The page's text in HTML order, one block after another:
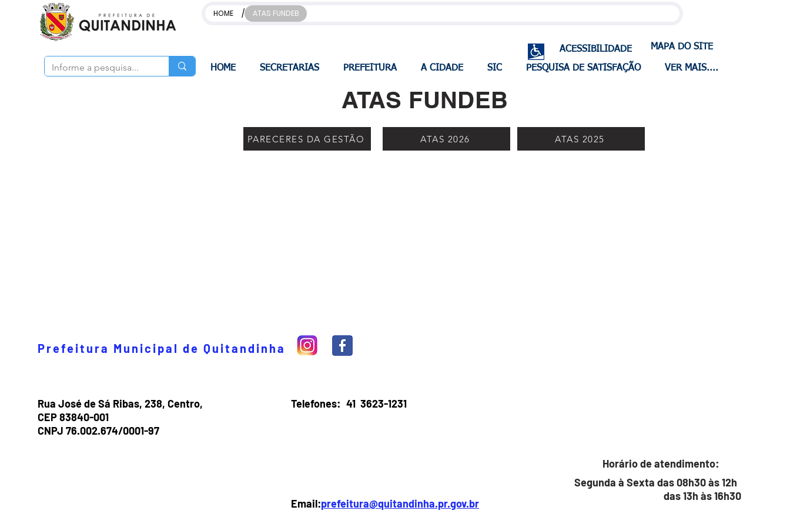
HOME / ATAS FUNDEB
ACESSIBILIDADE MAPA DO SITE
HOME SECRETARIAS PREFEITURA A CIDADE SIC PESQUISA DE SATISFAÇÃO VER MAIS....
ATAS FUNDEB
PARECERES DA GESTÃO ATAS 2026 ATAS 2025
Prefeitura Municipal de Quitandinha
Rua José de Sá Ribas, 238, Centro,
CEP 83840-001
CNPJ 76.002.674/0001-97
Telefones: 41 3623-1231
Horário de atendimento:
Email:prefeitura@quitandinha.pr.gov.br
Segunda à Sexta das 08h30 às 12h
das 13h às 16h30